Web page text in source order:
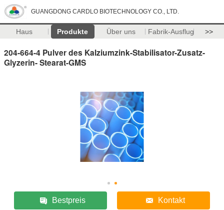
GUANGDONG CARDLO BIOTECHNOLOGY CO., LTD.
Haus Produkte Über uns Fabrik-Ausflug >>
204-664-4 Pulver des Kalziumzink-Stabilisator-Zusatz-
Glyzerin- Stearat-GMS
Bestpreis Kontakt